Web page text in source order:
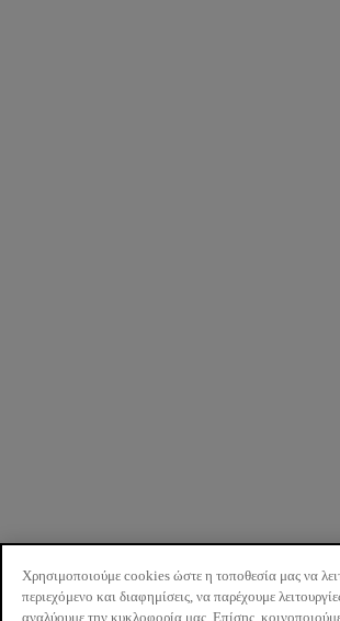
Χρησιμοποιούμε cookies ώστε η τοποθεσία μας να
περιεχόμενο και διαφημίσεις, να παρέχουμε
αναλύουμε την κυκλοφορία μας. Επίσης,